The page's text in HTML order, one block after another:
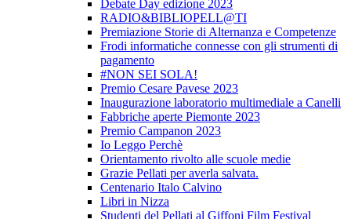
Debate Day edizione 2023
RADIO&BIBLIOPELL@TI
Premiazione Storie di Alternanza e Competenze
Frodi informatiche connesse con gli strumenti di
pagamento
#NON SEI SOLA!
Premio Cesare Pavese 2023
Inaugurazione laboratorio multimediale a Canelli
Fabbriche aperte Piemonte 2023
Premio Campanon 2023
Io Leggo Perchè
Orientamento rivolto alle scuole medie
Grazie Pellati per averla salvata.
Centenario Italo Calvino
Libri in Nizza
Studenti del Pellati al Giffoni Film Festival